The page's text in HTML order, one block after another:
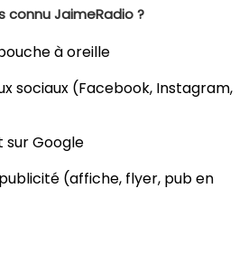
JaimeRadio ?
à oreille
sociaux (Facebook, Instagram,
sur Google
(affiche, flyer, pub en